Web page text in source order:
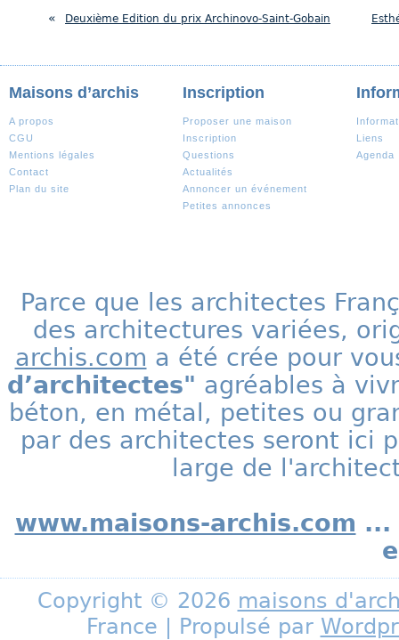
« Deuxième Edition du prix Archinovo-Saint-Gobain
Maisons d’archis
A propos
CGU
Mentions légales
Contact
Plan du site
Inscription
Proposer une maison
Inscription
Questions
Actualités
Annoncer un événement
Petites annonces
Liens
Agenda
Parce que les architectes
des architectures variées,
archis.com a été crée pour
d’architectes" agréables à
béton, en métal, petites ou
par des architectes seront ici
large de
www.maisons-archis.com ...
Copyright © 2026 maisons
France | Propulsé par